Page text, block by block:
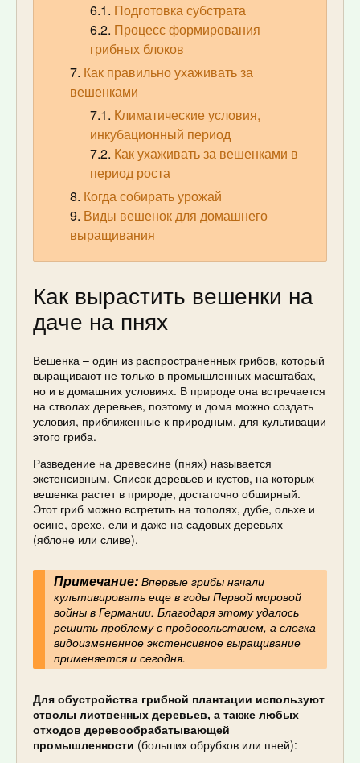
Подготовка субстрата
Процесс формирования
грибных блоков
Как правильно ухаживать за
вешенками
Климатические условия,
инкубационный период
Как ухаживать за вешенками в
период роста
Когда собирать урожай
Виды вешенок для домашнего
выращивания
Как вырастить вешенки на
даче на пнях
Вешенка – один из распространенных грибов, который
выращивают не только в промышленных масштабах,
но и в домашних условиях. В природе она встречается
на стволах деревьев, поэтому и дома можно создать
условия, приближенные к природным, для культивации
этого гриба.
Разведение на древесине (пнях) называется
экстенсивным. Список деревьев и кустов, на которых
вешенка растет в природе, достаточно обширный.
Этот гриб можно встретить на тополях, дубе, ольхе и
осине, орехе, ели и даже на садовых деревьях
(яблоне или сливе).
Примечание:Впервые грибы начали
культивировать еще в годы Первой мировой
войны в Германии. Благодаря этому удалось
решить проблему с продовольствием, а слегка
видоизмененное экстенсивное выращивание
применяется и сегодня.
Для обустройства грибной плантации используют
стволы лиственных деревьев, а также любых
отходов деревообрабатывающей
промышленности (больших обрубков или пней):